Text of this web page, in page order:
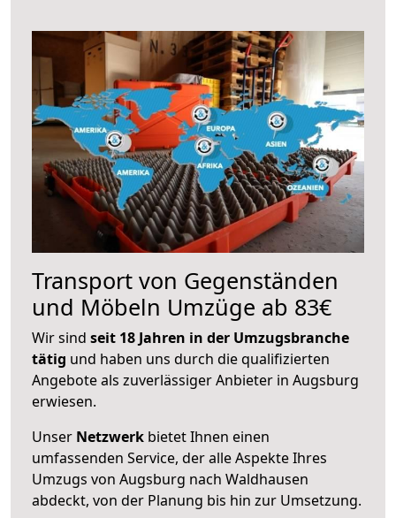
Transport von Gegenständen
und Möbeln Umzüge ab 83€
Wir sind seit 18 Jahren in der Umzugsbranche
tätig und haben uns durch die qualifizierten
Angebote als zuverlässiger Anbieter in Augsburg
erwiesen.
Unser Netzwerk bietet Ihnen einen
umfassenden Service, der alle Aspekte Ihres
Umzugs von Augsburg nach Waldhausen
abdeckt, von der Planung bis hin zur Umsetzung.